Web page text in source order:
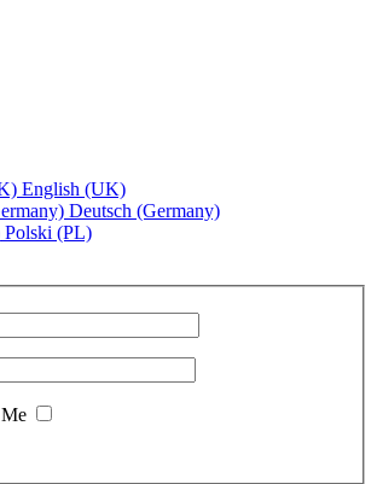
English (UK)
Deutsch (Germany)
Polski (PL)